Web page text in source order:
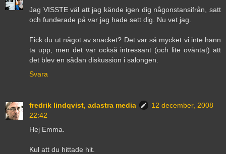
Jag VISSTE väl att jag kände igen dig någonstansifrån, satt
och funderade på var jag hade sett dig. Nu vet jag.
Fick du ut något av snacket? Det var så mycket vi inte hann
ta upp, men det var också intressant (och lite oväntat) att
det blev en sådan diskussion i salongen.
Svara
fredrik lindqvist, adastra media
12 december, 2008
22:42
Hej Emma.
Kul att du hittade hit.